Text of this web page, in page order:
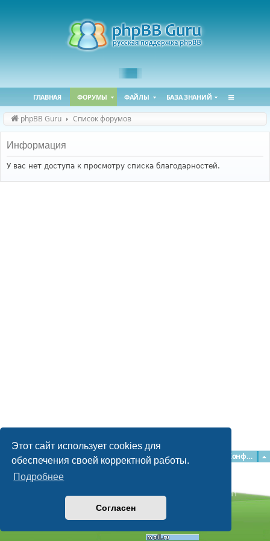
Этот сайт использует cookies для
обеспечения своей корректной работы.
Подробнее
Согласен
ГЛАВНАЯ ФОРУМЫ ФАЙЛЫ БАЗА ЗНАНИЙ
phpBB Guru Список форумов
Информация
У вас нет доступа к просмотру списка благодарностей.
Главная Форумы Конфиденциальность
Наша команда
Time: 0.062s| Peak Memory Usage: 2.16 МБ | GZIP: Off |
Queries: 11
© phpBB Guru, 2004—2026
Powered by
Style byArtodia